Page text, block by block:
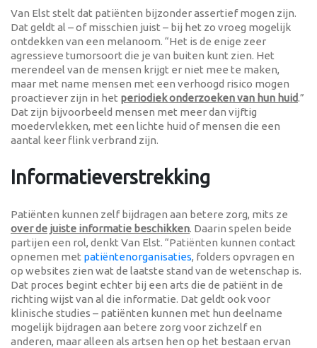
Van Elst stelt dat patiënten bijzonder assertief mogen zijn.
Dat geldt al – of misschien juist – bij het zo vroeg mogelijk
ontdekken van een melanoom. “Het is de enige zeer
agressieve tumorsoort die je van buiten kunt zien. Het
merendeel van de mensen krijgt er niet mee te maken,
maar met name mensen met een verhoogd risico mogen
proactiever zijn in het periodiek onderzoeken van hun huid.”
Dat zijn bijvoorbeeld mensen met meer dan vijftig
moedervlekken, met een lichte huid of mensen die een
aantal keer flink verbrand zijn.
Informatieverstrekking
Patiënten kunnen zelf bijdragen aan betere zorg, mits ze
over de juiste informatie beschikken. Daarin spelen beide
partijen een rol, denkt Van Elst. “Patiënten kunnen contact
opnemen met patiëntenorganisaties, folders opvragen en
op websites zien wat de laatste stand van de wetenschap is.
Dat proces begint echter bij een arts die de patiënt in de
richting wijst van al die informatie. Dat geldt ook voor
klinische studies – patiënten kunnen met hun deelname
mogelijk bijdragen aan betere zorg voor zichzelf en
anderen, maar alleen als artsen hen op het bestaan ervan